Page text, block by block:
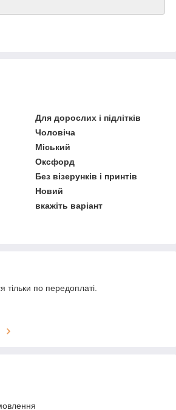
Для дорослих і підлітків
Чоловіча
Міський
Оксфорд
Без візерунків і принтів
Новий
вкажіть варіант
тільки по передоплаті.